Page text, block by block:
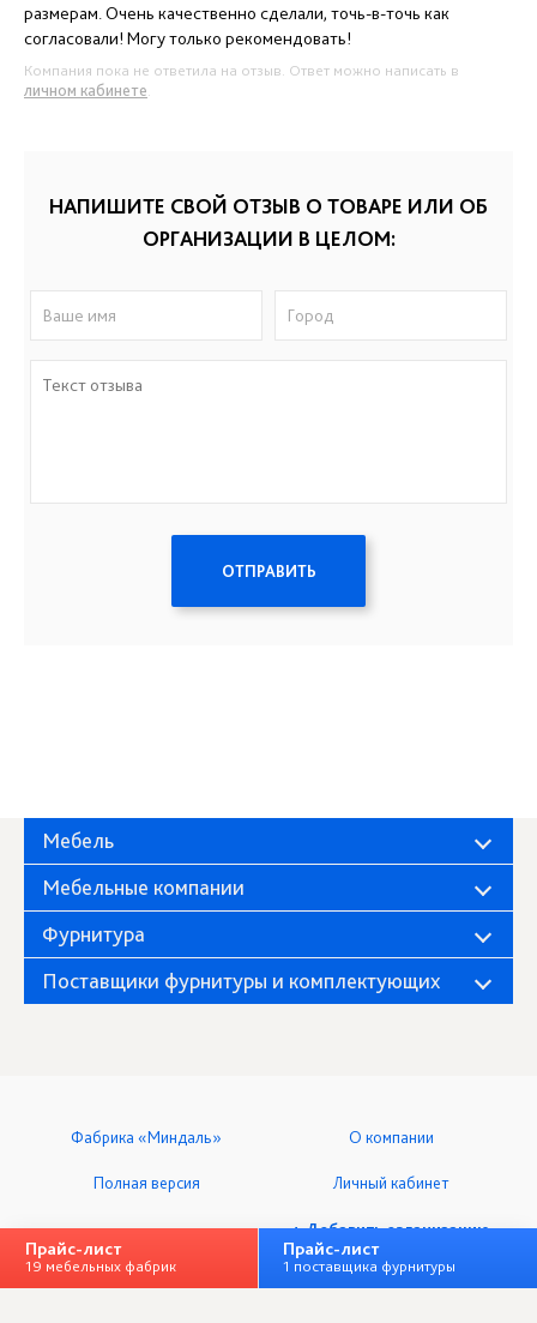
размерам. Очень качественно сделали, точь-в-точь как
согласовали! Могу только рекомендовать!
Компания пока не ответила на отзыв. Ответ можно написать в
личном кабинете.
НАПИШИТЕ СВОЙ ОТЗЫВ О ТОВАРЕ ИЛИ ОБ
ОРГАНИЗАЦИИ В ЦЕЛОМ:
ОТПРАВИТЬ
Мебель
Мебельные компании
Фурнитура
Поставщики фурнитуры и комплектующих
Фабрика «Миндаль» О компании
Полная версия Личный кабинет
+ Добавить организацию
Прайс-лист
19 мебельных фабрик
Прайс-лист
1 поставщика фурнитуры